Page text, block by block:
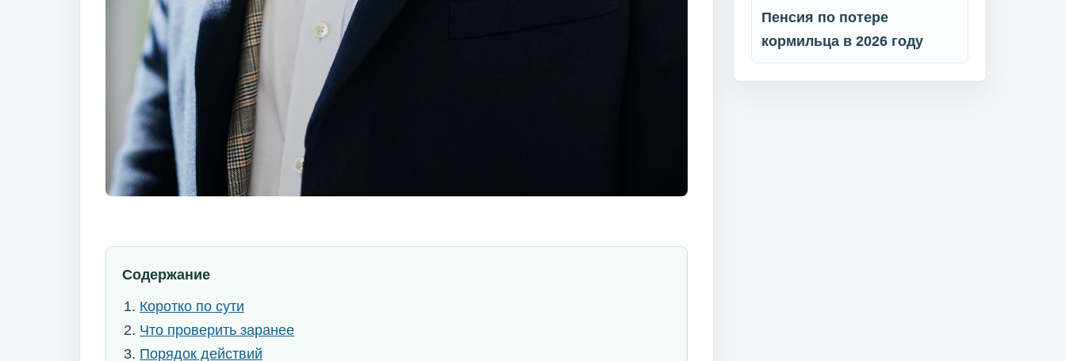
Содержание
Коротко по сути
Что проверить заранее
Порядок действий
Пенсия по потере
кормильца в 2026 году